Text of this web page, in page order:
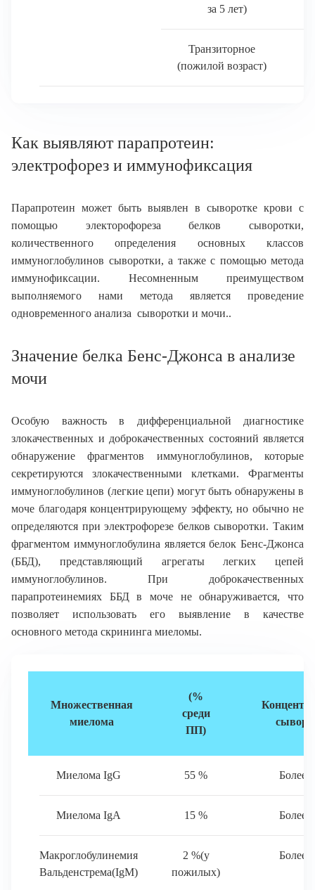
за 5 лет)
Транзиторное
(пожилой возраст)
Как выявляют парапротеин:
электрофорез и иммунофиксация
Парапротеин может быть выявлен в сыворотке крови с
помощью электорофореза белков сыворотки,
количественного определения основных классов
иммуноглобулинов сыворотки, а также с помощью метода
иммунофиксации. Несомненным преимуществом
выполняемого нами метода является проведение
одновременного анализа сыворотки и мочи..
Значение белка Бенс-Джонса в анализе
мочи
Особую важность в дифференциальной диагностике
злокачественных и доброкачественных состояний является
обнаружение фрагментов иммуноглобулинов, которые
секретируются злокачественными клетками. Фрагменты
иммуноглобулинов (легкие цепи) могут быть обнаружены в
моче благодаря концентрирующему эффекту, но обычно не
определяются при электрофорезе белков сыворотки. Таким
фрагментом иммуноглобулина является белок Бенс-Джонса
(ББД), представляющий агрегаты легких цепей
иммуноглобулинов. При доброкачественных
парапротеинемиях ББД в моче не обнаруживается, что
позволяет использовать его выявление в качестве
основного метода скрининга миеломы.
Множественная
миелома
(%
среди
ПП)
Миелома IgG 55 % Более
Миелома IgA 15 % Более
Макроглобулинемия
Вальденстрема(IgM)
2 %(у
пожилых)
Более